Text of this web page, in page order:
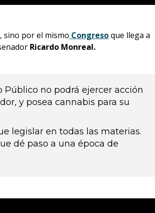
sino por el mismo Congresoque llega a
Ricardo Monreal.
no podrá ejercer acción
y posea cannabis para su
legislar en todas las materias.
dé paso a una época de